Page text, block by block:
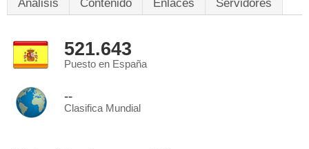
Análisis Contenido Enlaces Servidores
521.643
Puesto en España
--
Clasifica Mundial